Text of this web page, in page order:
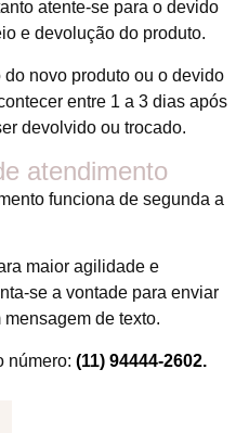
atente-se para o devido
e devolução do produto.
novo produto ou o devido
entre 1 a 3 dias após
devolvido ou trocado.
atendimento
funciona de segunda a
maior agilidade e
se a vontade para enviar
de texto.
número: (11) 94444-2602.